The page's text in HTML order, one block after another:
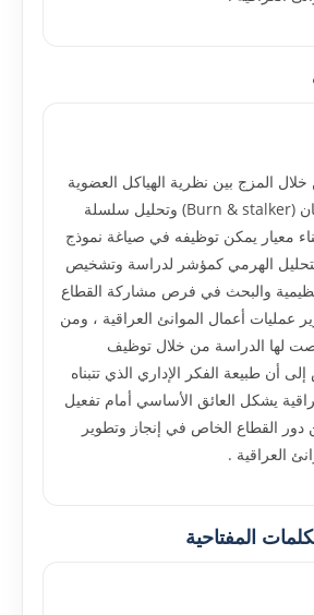
المزج بين نظرية الهياكل العضوية
– الميكانيكية للباحثان (Burn & stalker) وتحليل سلسلة
معيار يمكن توظيفه في صياغة نموذج
الهرمي كمؤشر لدراسة وتشخيص
والبحث في فرص مشاركة القطاع
عمليات أعمال الموانئ العراقية ، ومن
لها الدراسة من خلال توظيف
أن طبيعة الفكر الإداري الذي تتبناه
يشكل العائق الأساسي أمام تفعيل
القطاع الخاص في إنجاز وتطوير
العراقية .
المفتاحية